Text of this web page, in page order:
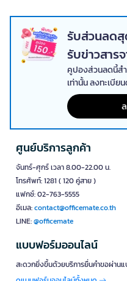
แท่นตัดกระดาษ
แม่นยำ
แท่นตัดกระดาษ WESTCOTT เหม
ภาพถ่าย การ์ด ป้ายประกาศ แล
รุ่น Multi-Purpose Trimmer แ
ออกแบบมาเพื่อใช้งานในสำนักง
อุปกรณ์ตัด
อุปกรณ์ตัด WESTCOTT ช่วยให้ก
สื่อการเรียนการสอน และเอกสารป
กับผู้ที่ต้องการความเรียบร้อยขอ
จุดเด่นของ
อาชีพ
สินค้าให้เหมาะกับการใช้งานจริงใ
ประวัติแบรนด์ยาวนาน:
1872 และเป็นที่รู้จักในกลุ่ม
รับส่วนลดสุ
รับข่าวสาร
คูปองส่วนลดนี้ส
เท่านั้น ลงทะเบีย
ศูนย์บริการลูกค้า
จันทร์-ศุกร์ เวลา 8.00-22.00 น.
โทรศัพท์: 1281 ( 120 คู่สาย )
แฟกซ์: 02-763-5555
อีเมล:contact@officemate.co.th
LINE:@officemate
แบบฟอร์มออนไลน์
สะดวกยิ่งขึ้นด้วยบริการยื่นคำขอผ่า